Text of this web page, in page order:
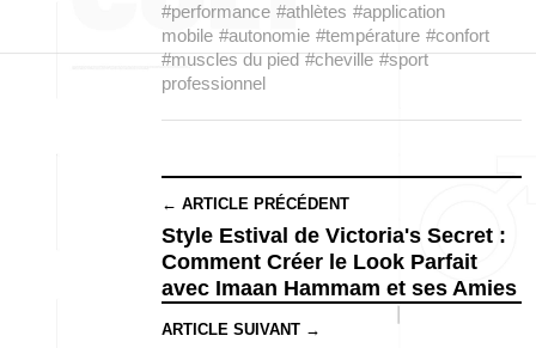
#performance #athlètes #application
mobile #autonomie #température #confort
#muscles du pied #cheville #sport
professionnel
← ARTICLE PRÉCÉDENT
Style Estival de Victoria's Secret :
Comment Créer le Look Parfait
avec Imaan Hammam et ses Amies
ARTICLE SUIVANT →